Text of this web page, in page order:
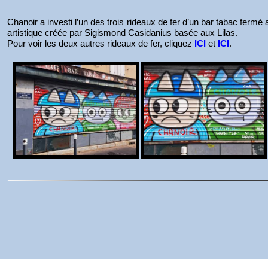
Chanoir a investi l’un des trois rideaux de fer d’un bar tabac
artistique créée par Sigismond Casidanius basée aux Lilas.
Pour voir les deux autres rideaux de fer, cliquez ICI et ICI.